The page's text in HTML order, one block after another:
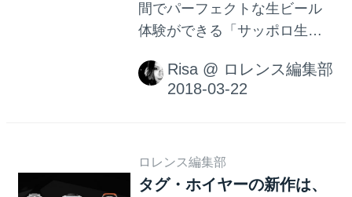
間でパーフェクトな生ビール
体験ができる「サッポロ生ビ
PERFECT BAR 2018（以降、
パーフェクトバー2018）》」
リウム」にて期間限定オープ
ン！
Risa @ ロレンス編集部
ロレンス編集部
タグ・ホイヤーの新作は、